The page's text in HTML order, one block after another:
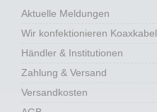
Aktuelle Meldungen
Wir konfektionieren Koaxkabel
Händler & Institutionen
Zahlung & Versand
Versandkosten